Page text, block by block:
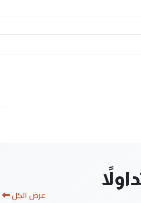
عرض الكل